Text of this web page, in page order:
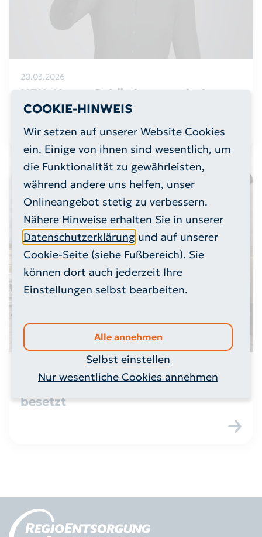
Kundenservice / Sonstige
20.03.2026
NEU: Unser Gebärdensprach-Avatar
Livian
besetzt
COOKIE-HINWEIS
Wir setzen auf unserer Website Cookies
ein. Einige von ihnen sind wesentlich, um
die Funktionalität zu gewährleisten,
während andere uns helfen, unser
Onlineangebot stetig zu verbessern.
Nähere Hinweise erhalten Sie in unserer
Datenschutzerklärung und auf unserer
Cookie-Seite (siehe Fußbereich). Sie
können dort auch jederzeit Ihre
Einstellungen selbst bearbeiten.
Alle annehmen
Selbst einstellen
Nur wesentliche Cookies annehmen